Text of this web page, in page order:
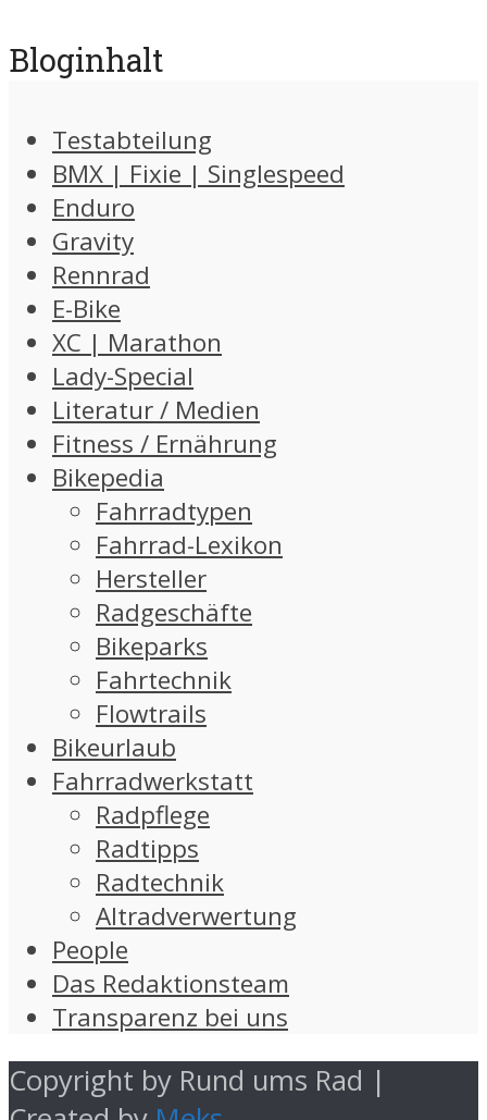
Bloginhalt
Testabteilung
BMX | Fixie | Singlespeed
Enduro
Gravity
Rennrad
E-Bike
XC | Marathon
Lady-Special
Literatur / Medien
Fitness / Ernährung
Bikepedia
Fahrradtypen
Fahrrad-Lexikon
Hersteller
Radgeschäfte
Bikeparks
Fahrtechnik
Flowtrails
Bikeurlaub
Fahrradwerkstatt
Radpflege
Radtipps
Radtechnik
Altradverwertung
People
Das Redaktionsteam
Transparenz bei uns
Copyright by Rund ums Rad |